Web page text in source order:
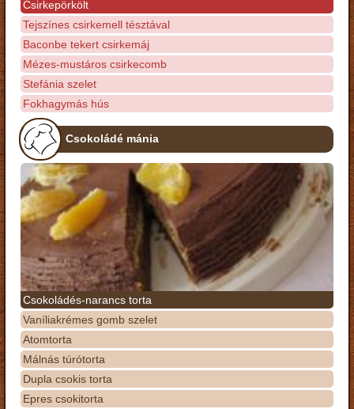
Csirkepörkölt
Tejszínes csirkemell tésztával
Baconbe tekert csirkemáj
Mézes-mustáros csirkecomb
Stefánia szelet
Fokhagymás hús
Csokoládé mánia
Csokoládés-narancs torta
Vaníliakrémes gomb szelet
Atomtorta
Málnás túrótorta
Dupla csokis torta
Epres csokitorta